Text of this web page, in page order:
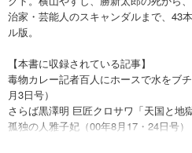
治家・芸能人のスキャンダルまで、43
ル版。
【本書に収録されている記事】
毒物カレー記者百人にホースで水をブ
月3日号）
さらば黒澤明 巨匠クロサワ「天国と地
孤独の人雅子妃（00年8月17・24日号）
山崎拓「変態行為」懇願テープとおぞ